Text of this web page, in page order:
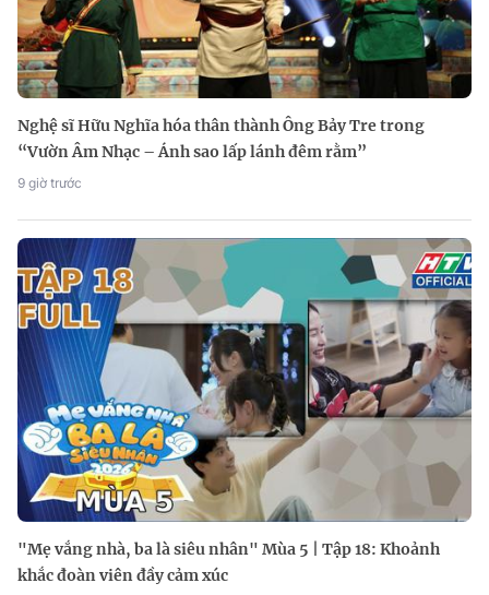
Nghệ sĩ Hữu Nghĩa hóa thân thành Ông Bảy Tre trong
“Vườn Âm Nhạc – Ánh sao lấp lánh đêm rằm”
9 giờ trước
"Mẹ vắng nhà, ba là siêu nhân" Mùa 5 | Tập 18: Khoảnh
khắc đoàn viên đầy cảm xúc